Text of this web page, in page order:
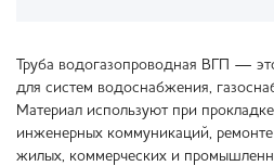
Труба водогазопроводная ВГП —
для систем водоснабжения,
Материал используют при
инженерных коммуникаций, ремонте
жилых, коммерческих и